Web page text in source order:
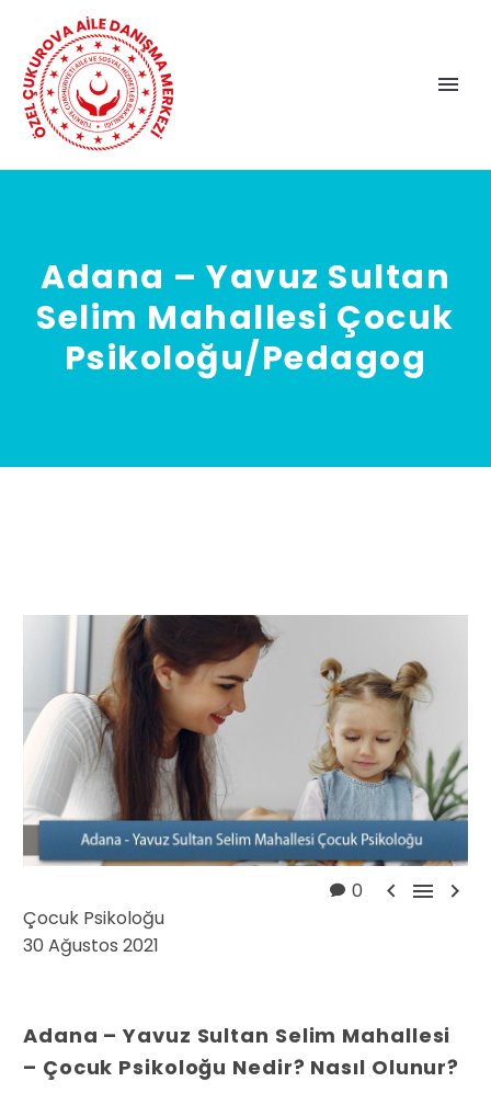
Adana – Yavuz Sultan
Selim Mahallesi Çocuk
Psikoloğu/Pedagog
0   
Çocuk Psikoloğu
30 Ağustos 2021
Adana – Yavuz Sultan Selim Mahallesi
– Çocuk Psikoloğu Nedir? Nasıl Olunur?